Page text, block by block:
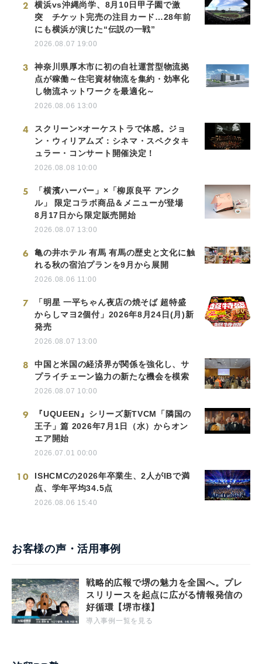
2
横浜vs沖縄尚学、8月10日甲子園で激
突 チケット完売の注目カード…28年前
にも横浜が演じた“伝説の一戦”
2026.08.07 19:00
3
神奈川県厚木市に初の自社運営型物流拠
点が稼働～住宅資材物流を集約・効率化
し物流ネットワークを最適化～
2026.08.06 13:00
4
スクリーン×オーケストラで体感。ジョ
ン・ウィリアムズ：シネマ・スペクタキ
ュラー・コンサート開催決定！
2026.08.08 10:00
5
「横濱ハーバー」×「柳原良平 アンク
ル」 限定コラボ商品＆メニューが登場
8月17日から限定販売開始
2026.08.07 13:00
6
亀の井ホテル 有馬 有馬の歴史と文化に触
れる秋の宿泊プランを9月から展開
2026.08.06 11:00
7
「明星 一平ちゃん夜店の焼そば 超特盛
からしマヨ2個付」2026年8月24日(月)新
発売
2026.08.07 13:00
8
中国と米国の経済界が関係を強化し、サ
プライチェーン協力の新たな機会を模索
2026.08.07 10:00
9
『UQUEEN』シリーズ新TVCM「隣国の
王子」篇 2026年7月1日（水）からオン
エア開始
2026.07.01 00:00
10
ISHCMCの2026年卒業生、2人がIBで満
点、学年平均34.5点
2026.08.06 15:40
お客様の声・活用事例
戦略的広報で堺の魅力を全国へ。プレ
スリリースを起点に広がる情報発信の
好循環【堺市様】
導入事例一覧を見る